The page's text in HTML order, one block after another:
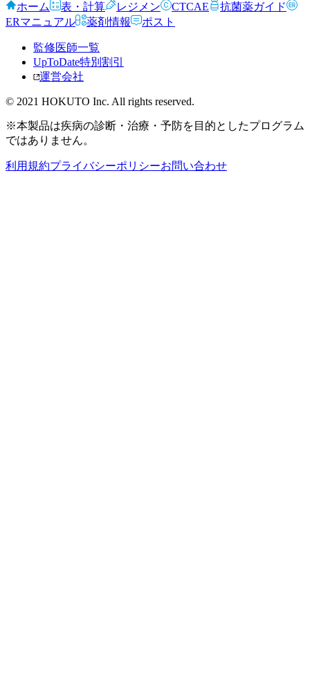
ホーム
表・計算 レジメン CTCAE
抗菌薬ガイド
ERマニュアル
薬剤情報 ポスト
監修医師一覧
UpToDate特別割引
運営会社
© 2021 HOKUTO Inc. All rights reserved.
※本製品は疾病の診断・治療・予防を目的としたプログラム
ではありません。
利用規約プライバシーポリシーお問い合わせ